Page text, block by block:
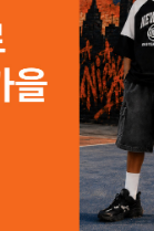
18:00 토/일/공휴일 휴무)